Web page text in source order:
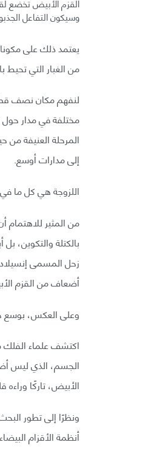
وسيكون التفاعل
يعتمد ذلك على
من الغبار التي تحيط
لنفهم مكان نصف قطر
مختلفة في مدار
المرحلة العنيفة من
إلى مدارات أوسع.
اللزوجة هي كل ما في
من المثير للاهتمام
بالكتلة والتكوين،
زحل المسمى
أضعاف من القزم
وعلى العكس، بوسع
اكتشف علماء الفلك
الجسم، الذي ليس
الأبيض، تاركًا وراءه
ونظرًا إلى تطور
أنظمة الأقزام